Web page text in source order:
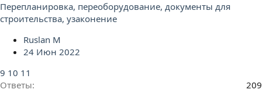
Перепланировка, переоборудование, документы для
строительства, узаконение
Ruslan M
24 Июн 2022
9 10 11
Ответы
209